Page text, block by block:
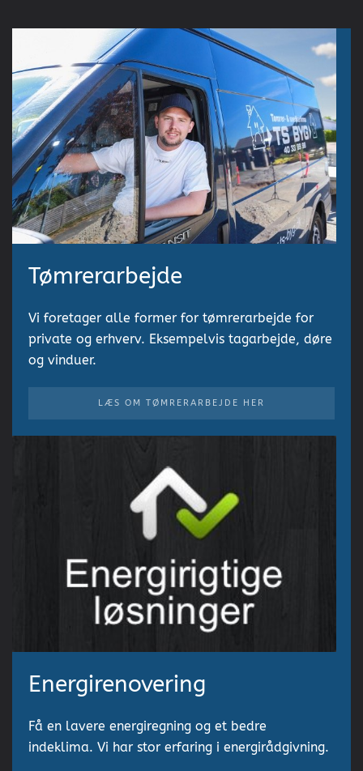
Tømrerarbejde
Vi foretager alle former for tømrerarbejde for
private og erhverv. Eksempelvis tagarbejde, døre
og vinduer.
LÆS OM TØMRERARBEJDE HER
Energirenovering
Få en lavere energiregning og et bedre
indeklima. Vi har stor erfaring i energirådgivning.